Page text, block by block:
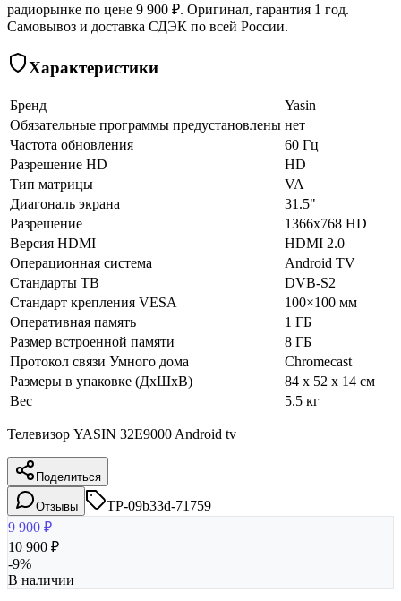
радиорынке по цене 9 900 ₽. Оригинал, гарантия 1 год.
Самовывоз и доставка СДЭК по всей России.
Характеристики
Бренд
Yasin
Обязательные программы предустановлены нет
Частота обновления
60 Гц
Разрешение HD
HD
Тип матрицы
VA
Диагональ экрана
31.5"
Разрешение
1366x768 HD
Версия HDMI
HDMI 2.0
Операционная система
Android TV
Стандарты ТВ
DVB-S2
Стандарт крепления VESA
100×100 мм
Оперативная память
1 ГБ
Размер встроенной памяти
8 ГБ
Протокол связи Умного дома
Chromecast
Размеры в упаковке (ДхШхВ)
84 x 52 x 14 см
Вес
5.5 кг
Телевизор YASIN 32E9000 Android tv
Поделиться
Отзывы
TP-09b33d-71759
9 900 ₽
10 900 ₽
-9%
В наличии